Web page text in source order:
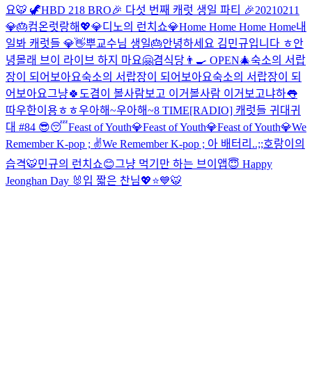
요🐯 🦖HBD 218 BRO🎉 다섯 번째 캐럿 생일 파티 🎉20210211
💎🎂컴온럿랑해💖💎디노의 런치쇼💎Home Home Home Home내
일봐 캐럿들 💎👋뿌교수님 생일🎂안녕하세요 김민규입니다 ㅎ안
녕몰래 브이 라이브 하지 마요🤗겸식당👨‍🍳 OPEN🎄숙소의 서랍
장이 되어보아요숙소의 서랍장이 되어보아요숙소의 서랍장이 되
어보아요그냥🍀 도겸이 볼사람보고 이거볼사람 이거보고냐하👅
따우한이용ㅎㅎ우아해~우아해~8 TIME[RADIO] 캐럿들 귀대귀
대 #84 😎😴Feast of Youth💎Feast of Youth💎Feast of Youth💎We
Remember K-pop ; ✌We Remember K-pop ; 아 배터리..;;호랑이의
습격🐯민규의 런치쇼😊그냥 먹기만 하는 브이앱😇 Happy
Jeonghan Day 🐰 입 짧은 찬님💖⭐️💙🐯